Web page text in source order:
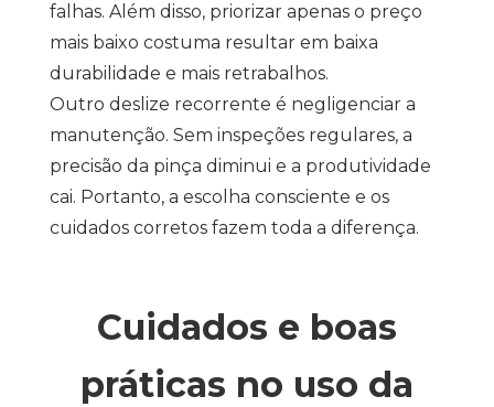
falhas. Além disso, priorizar apenas o preço
mais baixo costuma resultar em baixa
durabilidade e mais retrabalhos.
Outro deslize recorrente é negligenciar a
manutenção. Sem inspeções regulares, a
precisão da pinça diminui e a produtividade
cai. Portanto, a escolha consciente e os
cuidados corretos fazem toda a diferença.
Cuidados e boas
práticas no uso da